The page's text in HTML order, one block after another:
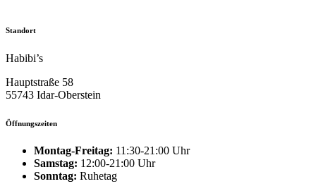
Standort
Habibi’s
Hauptstraße 58
55743 Idar-Oberstein
Öffnungszeiten
Montag-Freitag: 11:30-21:00 Uhr
Samstag: 12:00-21:00 Uhr
Sonntag: Ruhetag